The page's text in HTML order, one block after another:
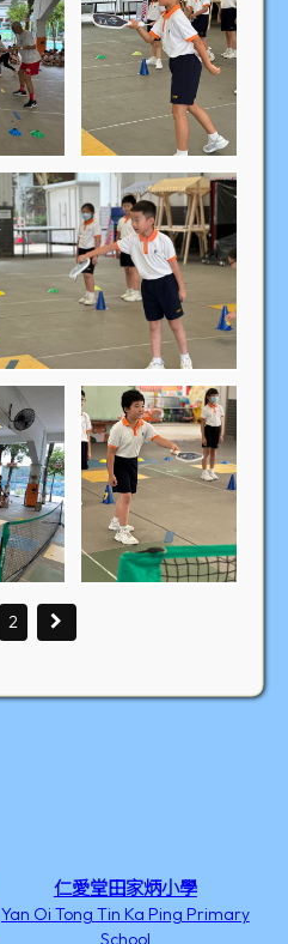
2
仁愛堂田家炳小學
Yan Oi Tong Tin Ka Ping Primary
School